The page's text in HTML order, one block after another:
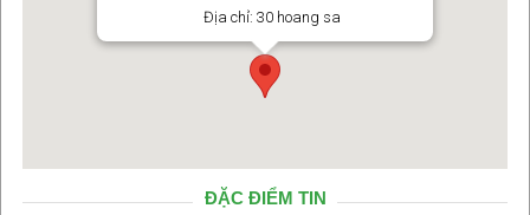
Địa chỉ: 30 hoang sa
ĐẶC ĐIỂM TIN